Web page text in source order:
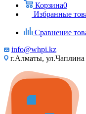
Корзина0
Избранные
Сравнение
info@whpi.kz
г.Алматы, ул.Чаплина